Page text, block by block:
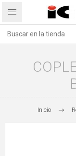
Inicio